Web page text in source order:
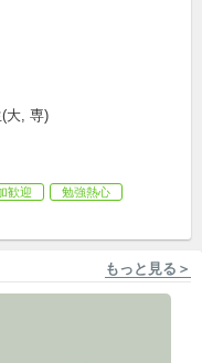
大, 専)
歓迎
勉強熱心
もっと見る＞